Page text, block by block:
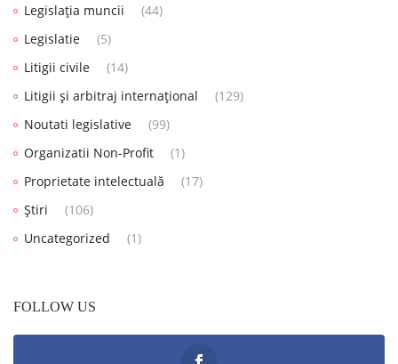
Legislația muncii
(44)
Legislatie
(5)
Litigii civile
(14)
Litigii și arbitraj internațional
(129)
Noutati legislative
(99)
Organizatii Non-Profit
(1)
Proprietate intelectuală
(17)
Știri
(106)
Uncategorized
(1)
FOLLOW US